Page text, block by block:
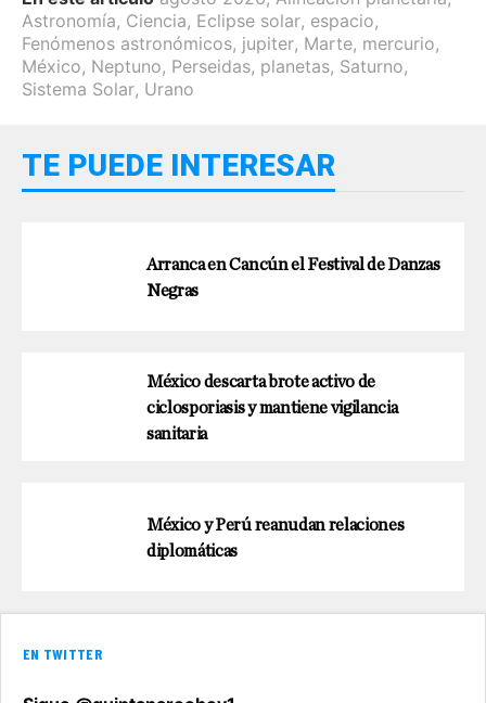
Astronomía, Ciencia, Eclipse solar, espacio,
Fenómenos astronómicos, jupiter, Marte, mercurio,
México, Neptuno, Perseidas, planetas, Saturno,
Sistema Solar, Urano
TE PUEDE INTERESAR
Arranca en Cancún el Festival de Danzas
Negras
México descarta brote activo de
ciclosporiasis y mantiene vigilancia
sanitaria
México y Perú reanudan relaciones
diplomáticas
EN TWITTER